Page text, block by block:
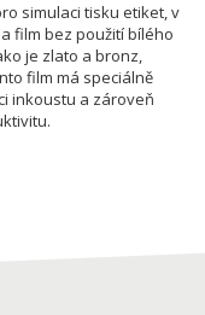
simulaci tisku etiket, v
film bez použití bílého
je zlato a bronz,
film má speciálně
inkoustu a zároveň